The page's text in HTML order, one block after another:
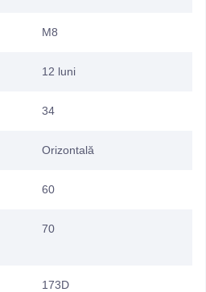
M8
12 luni
34
Orizontală
60
70
173D